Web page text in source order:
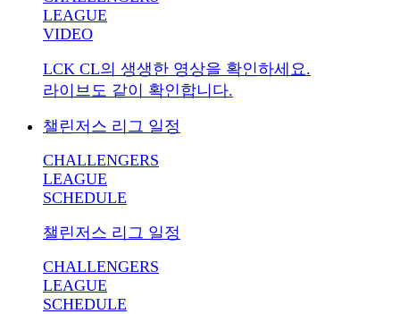
LEAGUE
VIDEO
LCK CL의 생생한 영상을 확인하세요.
라이브도 같이 확인합니다.
챌린저스 리그 일정
CHALLENGERS
LEAGUE
SCHEDULE
챌린저스 리그 일정
CHALLENGERS
LEAGUE
SCHEDULE